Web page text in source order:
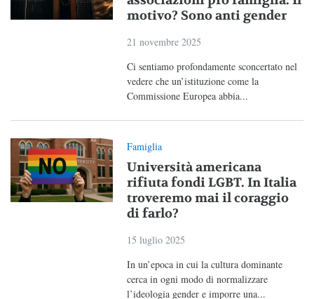
motivo? Sono anti gender
21 novembre 2025
Ci sentiamo profondamente sconcertato nel
vedere che un’istituzione come la
Commissione Europea abbia...
Famiglia
Università americana
rifiuta fondi LGBT. In Italia
troveremo mai il coraggio
di farlo?
15 luglio 2025
In un’epoca in cui la cultura dominante
cerca in ogni modo di normalizzare
l’ideologia gender e imporre una...